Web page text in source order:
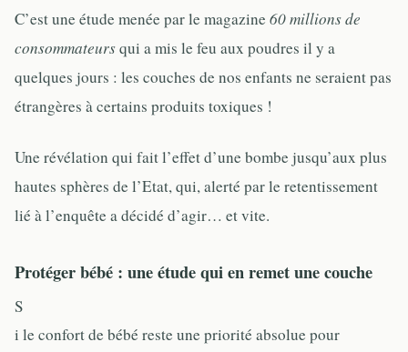
C’est une étude menée par le magazine 60 millions de
consommateursqui a mis le feu aux poudres il y a
quelques jours : les couches de nos enfants ne seraient pas
étrangères à certains produits toxiques !
Une révélation qui fait l’effet d’une bombe jusqu’aux plus
hautes sphères de l’Etat, qui, alerté par le retentissement
lié à l’enquête a décidé d’agir… et vite.
Protéger bébé : une étude qui en remet une couche
S
i le confort de bébé reste une priorité absolue pour